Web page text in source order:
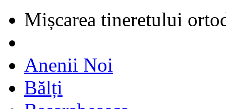
Mișcarea tineretului
Anenii Noi
Bălți